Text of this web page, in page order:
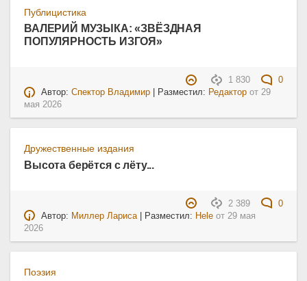
Публицистика
ВАЛЕРИЙ МУЗЫКА: «ЗВЁЗДНАЯ
ПОПУЛЯРНОСТЬ ИЗГОЯ»
1 830
0
Автор:Спектор Владимир | Разместил: Редактор от29
мая 2026
Дружественные издания
Высота берётся с лёту...
2 389
0
Автор: Миллер Лариса| Разместил: Hele от29 мая
2026
Поэзия